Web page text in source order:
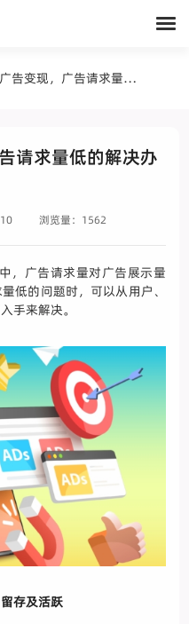
APP接入广告变现，广告请求量低的解决办法
请求量低的解决办
浏览量：1562
，广告请求量对广告展示量
低的问题时，可以从用户、
手来解决。
存及活跃